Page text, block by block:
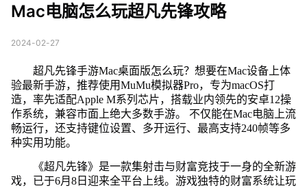
Mac电脑怎么玩超凡先锋攻略
2024-02-27
超凡先锋手游Mac桌面版怎么玩？想要在Mac设备上体
验最新手游，推荐使用MuMu模拟器Pro，专为macOS打
造，率先适配Apple M系列芯片，搭载业内领先的安卓12操
作系统，兼容市面上绝大多数手游。 不仅能在Mac电脑上流
畅运行，还支持键位设置、多开运行、最高支持240帧等多
种实用功能。
《超凡先锋》是一款集射击与财富竞技于一身的全新游
戏，已于6月8日迎来全平台上线。游戏独特的财富系统让玩